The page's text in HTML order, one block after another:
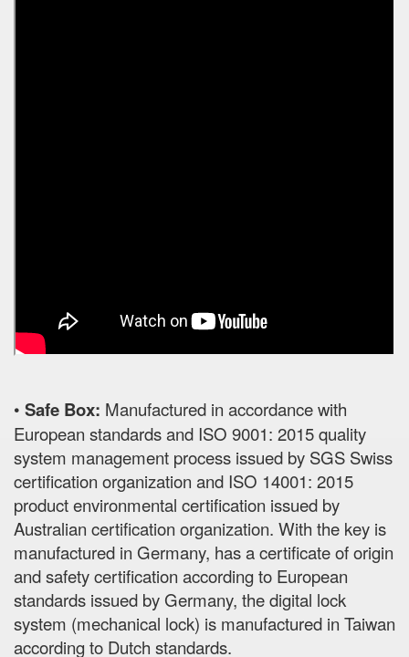
• Safe Box: Manufactured in accordance with
European standards and ISO 9001: 2015 quality
system management process issued by SGS Swiss
certification organization and ISO 14001: 2015
product environmental certification issued by
Australian certification organization. With the key is
manufactured in Germany, has a certificate of origin
and safety certification according to European
standards issued by Germany, the digital lock
system (mechanical lock) is manufactured in Taiwan
according to Dutch standards.